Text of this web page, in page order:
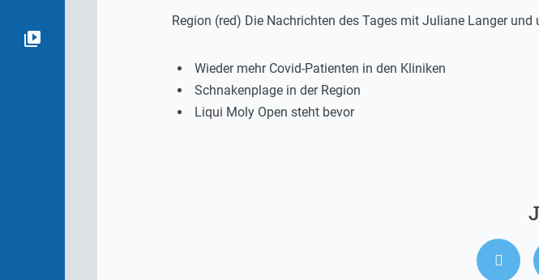
Region (red) Die Nachrichten des Tages mit Juliane Langer und
Wieder mehr Covid-Patienten in den Kliniken
Schnakenplage in der Region
Liqui Moly Open steht bevor